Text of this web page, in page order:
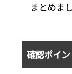
まとめま
確認ポイン